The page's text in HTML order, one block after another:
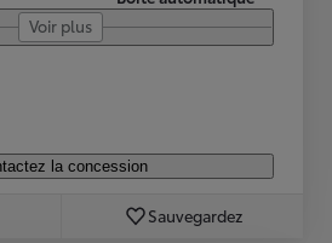
Voir plus
la concession
Sauvegardez